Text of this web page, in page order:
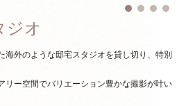
ジオ
海外のような邸宅スタジオを貸し切り、特別
リー空間でバリエーション豊かな撮影が叶い